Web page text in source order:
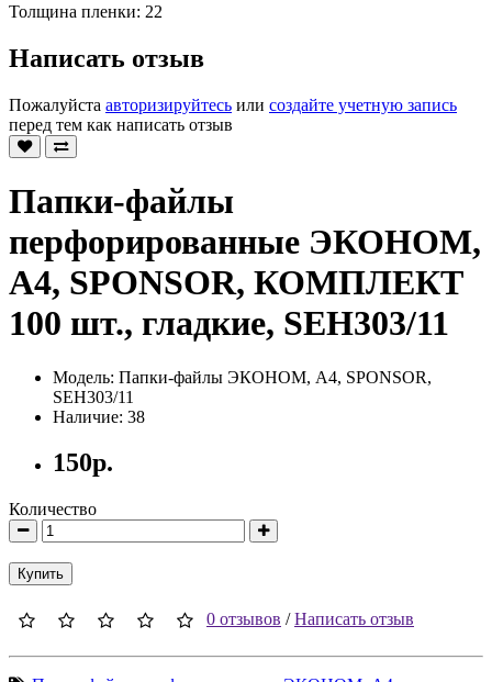
Толщина пленки: 22
Написать отзыв
Пожалуйста авторизируйтесь или создайте учетную запись
перед тем как написать отзыв
Папки-файлы
перфорированные ЭКОНОМ,
А4, SPONSOR, КОМПЛЕКТ
100 шт., гладкие, SEH303/11
Модель: Папки-файлы ЭКОНОМ, А4, SPONSOR,
SEH303/11
Наличие: 38
150р.
Количество
Купить
0 отзывов /Написать отзыв